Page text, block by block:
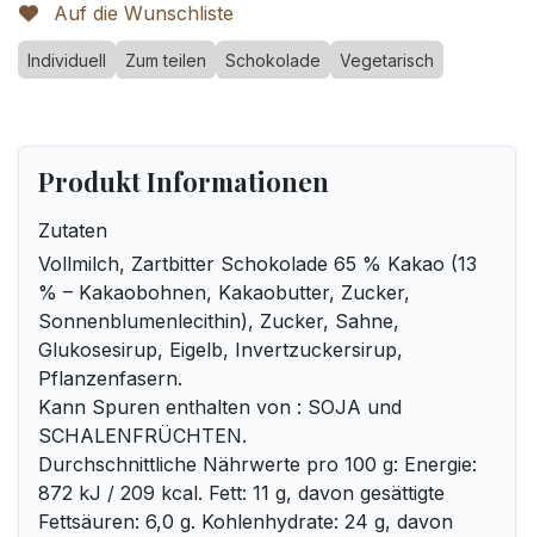
Auf die Wunschliste
Individuell Zum teilen Schokolade Vegetarisch
Produkt Informationen
Zutaten
Vollmilch, Zartbitter Schokolade 65 % Kakao (13
% – Kakaobohnen, Kakaobutter, Zucker,
Sonnenblumenlecithin), Zucker, Sahne,
Glukosesirup, Eigelb, Invertzuckersirup,
Pflanzenfasern.
Kann Spuren enthalten von : SOJA und
SCHALENFRÜCHTEN.
Durchschnittliche Nährwerte pro 100 g: Energie:
872 kJ / 209 kcal. Fett: 11 g, davon gesättigte
Fettsäuren: 6,0 g. Kohlenhydrate: 24 g, davon